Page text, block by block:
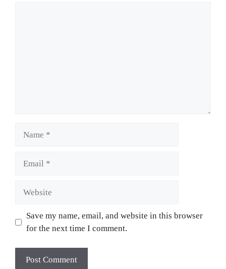
Save my name, email, and website in this browser
for the next time I comment.